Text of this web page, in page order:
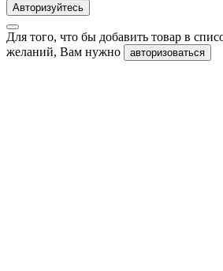
Авторизуйтесь
Для того, что бы добавить товар в
желаний, Вам нужно
авторизоваться